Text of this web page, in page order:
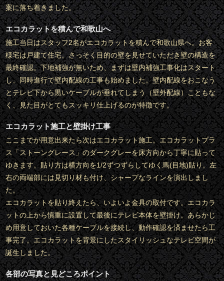
案に落ち着きました。
エコカラットを積んで和歌山へ
施工当日はスタッフ2名がエコカラットを積んで和歌山県へ。お客
様宅は戸建て住宅。さっそく目的の壁を見せていただき壁の構造を
最終確認。下地補強が無いため、まずは壁内補強工事化はスタート
し、同時進行で壁内配線の工事も始めました。壁内配線をおこなう
とテレビ下から黒いケーブルが垂れてしまう（壁外配線）こともな
く、見た目がとてもスッキリ仕上げるのが特徴です。
エコカラット施工と壁掛け工事
ここまでが用意出来たら次はエコカラット施工。エコカラットプラ
ス「ストーングレース」のダークグレーを床方向から丁寧に貼って
ゆきます。貼り方は横方向を1/2ずつずらしてゆく馬(目地)貼り。左
右の両端部には見切り材も付け、シャープなラインを演出しまし
た。
エコカラットを貼り終えたら、いよいよ金具の取付です。エコカラ
ットの上から慎重に設置して最後にテレビ本体を壁掛け。あらかじ
め用意しておいた各種ケーブルを接続し、動作確認を済ませたら工
事完了。エコカラットを背景にしたスタイリッシュなテレビ空間が
誕生しました。
各部の写真と見どころポイント